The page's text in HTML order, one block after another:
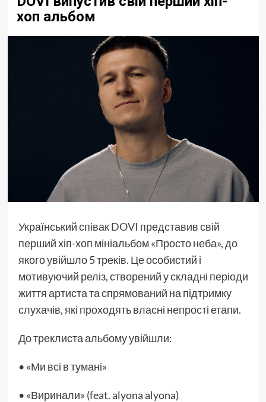
хоп альбом
Український співакDOVI представив свій
перший хіп-хоп мініальбом «Просто неба», до
якого увійшло 5 треків. Це особистий і
мотивуючий реліз, створений у складні періоди
життя артиста та спрямований на підтримку
слухачів, які проходять власні непрості етапи.
До треклиста альбому увійшли:
• «Ми всі в тумані»
• «Виринали» (feat. alyona alyona)